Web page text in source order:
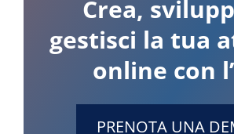
Crea,
gestisci la tua
online con
PRENOTA UNA